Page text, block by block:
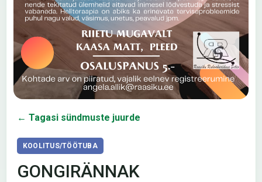
← Tagasi sündmuste juurde
KOOLITUS/TÖÖTUBA
GONGIRÄNNAK